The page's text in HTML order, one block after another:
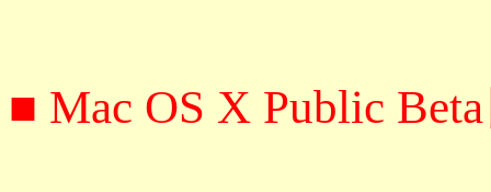
■ Mac OS X Public